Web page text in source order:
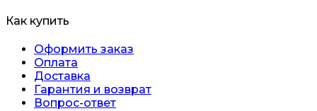
Как купить
Оформить заказ
Оплата
Доставка
Гарантия и возврат
Вопрос-ответ